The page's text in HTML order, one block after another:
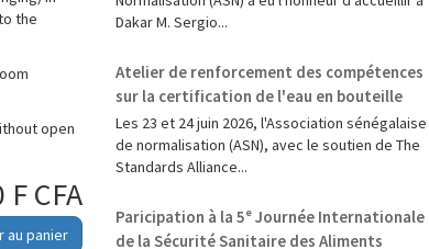
the
open
CFA
au panier
Dakar M. Sergio...
Atelier de renforcement des compétences
sur la certification de l'eau en bouteille
Les 23 et 24 juin 2026, l'Association sénégalaise
de normalisation (ASN), avec le soutien de The
Standards Alliance...
Paricipation à la 5ᵉ Journée Internationale
de la Sécurité Sanitaire des Aliments